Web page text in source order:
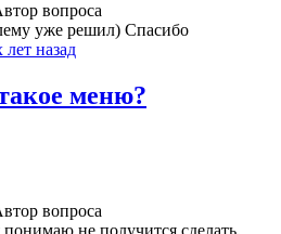
вопроса
уже решил) Спасибо
лет назад
меню?
вопроса
понимаю не получится сделать,